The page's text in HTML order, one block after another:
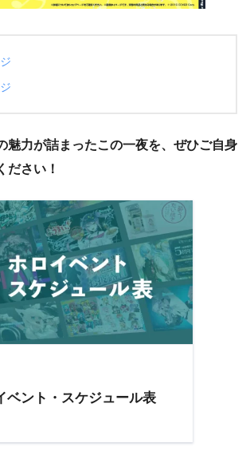
魅力が詰まったこの一夜を、ぜひご自身
ださい！
ベント・スケジュール表